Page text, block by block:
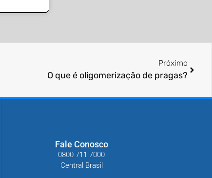
Próximo
O que é oligomerização de pragas?
Fale Conosco
0800 711 7000
Central Brasil